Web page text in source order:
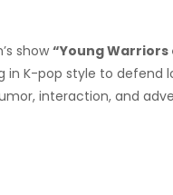
show “Young Warriors
K-pop style to defend
interaction, and